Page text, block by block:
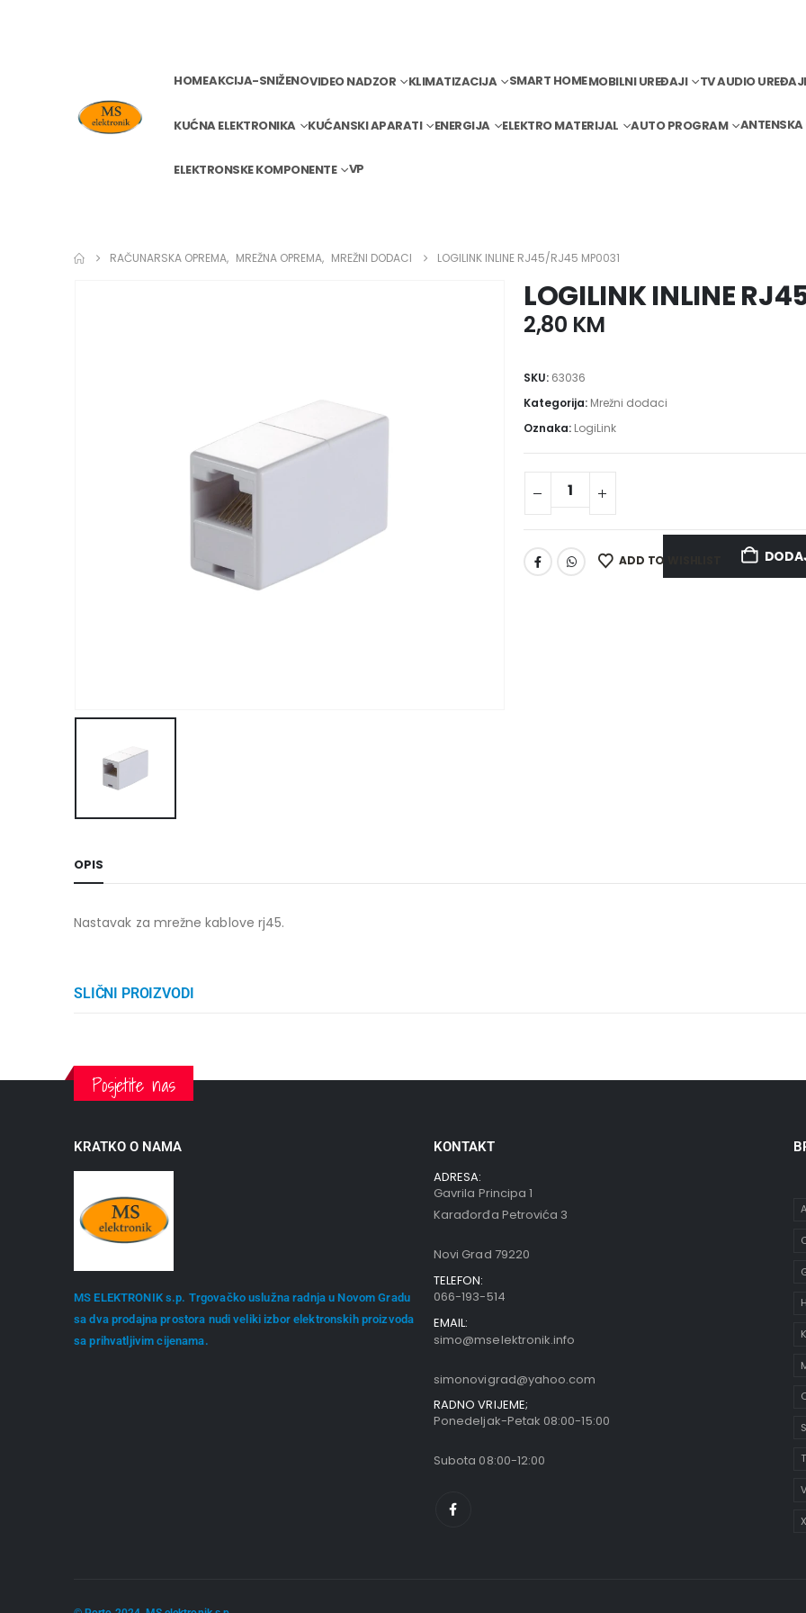
HOMEAKCIJA-SNIŽENOVIDEO NADZOR KLIMATIZACIJA SMART HOMEMOBILNI UREĐAJI TV AUDIO UREĐAJI
KUĆNA ELEKTRONIKA KUĆANSKI APARATI ENERGIJA ELEKTRO MATERIJAL AUTO PROGRAM ANTENSKA
ELEKTRONSKE KOMPONENTE VP
RAČUNARSKA OPREMA, MREŽNA OPREMA, MREŽNI DODACI LOGILINK INLINE RJ45/RJ45 MP0031
LOGILINK INLINE
2,80 KM
SKU: 63036
Kategorija: Mrežni dodaci
Oznaka: LogiLink
ADD TO WISHLIST
OPIS
Nastavak za mrežne kablove rj45.
SLIČNI PROIZVODI
Posjetite nas
KRATKO O NAMA
MS ELEKTRONIK s.p. Trgovačko uslužna radnja u Novom Gradu
sa dva prodajna prostora nudi veliki izbor elektronskih proizvoda
sa prihvatljivim cijenama.
KONTAKT
ADRESA:
Gavrila Principa 1
Karađorđa Petrovića 3
Novi Grad 79220
TELEFON:
066-193-514
EMAIL:
simo@mselektronik.info
simonovigrad@yahoo.com
RADNO VRIJEME;
Ponedeljak-Petak 08:00-15:00
Subota 08:00-12:00